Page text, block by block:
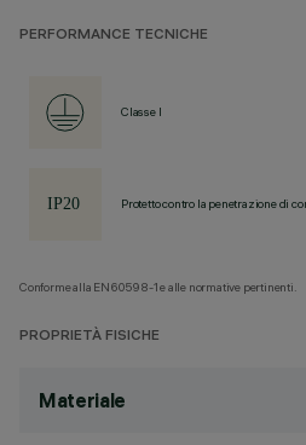
PERFORMANCE TECNICHE
Classe I
Protetto contro la penetrazione di
Conforme alla EN60598-1 e alle normative pertinenti.
PROPRIETÀ FISICHE
Materiale